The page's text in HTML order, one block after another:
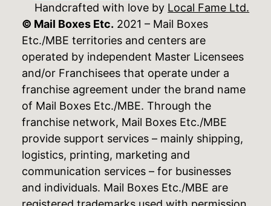
Handcrafted with love by Local Fame Ltd.
© Mail Boxes Etc. 2021 – Mail Boxes
Etc./MBE territories and centers are
operated by independent Master Licensees
and/or Franchisees that operate under a
franchise agreement under the brand name
of Mail Boxes Etc./MBE. Through the
franchise network, Mail Boxes Etc./MBE
provide support services – mainly shipping,
logistics, printing, marketing and
communication services – for businesses
and individuals. Mail Boxes Etc./MBE are